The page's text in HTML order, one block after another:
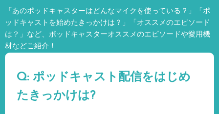
「あのポッドキャスターはどんなマイクを使っている？」「ポ
ッドキャストを始めたきっかけは？」「オススメのエピソード
は？」など、 ポッドキャスターオススメのエピソードや愛用機
材などご紹介！
Q: ポッドキャスト配信をはじめ
たきっかけは?